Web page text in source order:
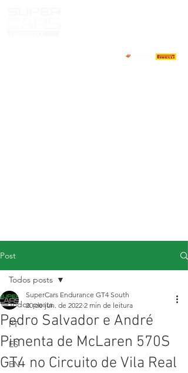
Post
Todos posts
PT
ES
EN
Todos posts
Pedro Salvador e André
Pimenta de McLaren 570S
GT4 no Circuito de Vila Real
SuperCars Endurance GT4 South
20 de jun. de 2022 2 min de leitura